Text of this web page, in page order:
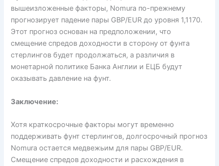
вышеизложенные факторы, Nomura по-прежнему
прогнозирует падение пары GBP/EUR до уровня 1,1170.
Этот прогноз основан на предположении, что
смещение спредов доходности в сторону от фунта
стерлингов будет продолжаться, а различия в
монетарной политике Банка Англии и ЕЦБ будут
оказывать давление на фунт.
Заключение:
Хотя краткосрочные факторы могут временно
поддерживать фунт стерлингов, долгосрочный прогноз
Nomura остается медвежьим для пары GBP/EUR.
Смещение спредов доходности и расхождения в